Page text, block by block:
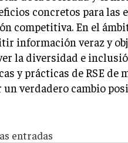
concretos para las
competitiva. En el
información veraz y
la diversidad e
y prácticas de RSE de
verdadero cambio
entradas